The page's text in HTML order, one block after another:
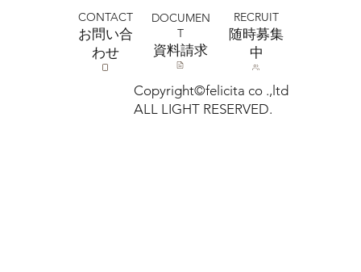
Copyright©felicita co .,ltd
ALL LIGHT RESERVED.
CONTACT
お問い合
わせ
DOCUMEN
T
​資料請求
RECRUIT
​随時募集
中